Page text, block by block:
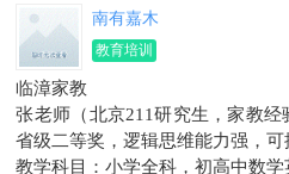
南有嘉木
教育培训
临漳家教
张老师（北京211研究生，家教
省级二等奖，逻辑思维能力强，可
教学科目：小学全科，初高中数学